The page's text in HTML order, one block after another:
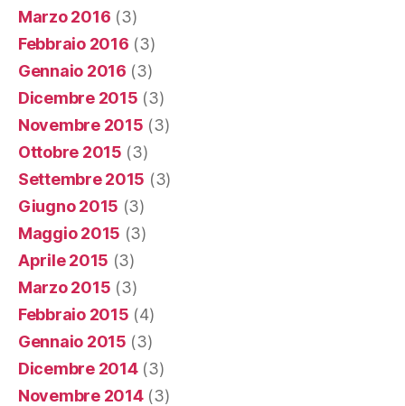
Marzo 2016 (3)
Febbraio 2016 (3)
Gennaio 2016 (3)
Dicembre 2015 (3)
Novembre 2015 (3)
Ottobre 2015 (3)
Settembre 2015 (3)
Giugno 2015 (3)
Maggio 2015 (3)
Aprile 2015 (3)
Marzo 2015 (3)
Febbraio 2015 (4)
Gennaio 2015 (3)
Dicembre 2014(3)
Novembre 2014(3)